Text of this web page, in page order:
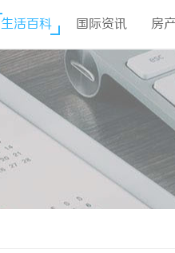
生活百科 国际资讯 房